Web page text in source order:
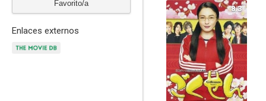
Favorito/a
Enlaces externos
8.3